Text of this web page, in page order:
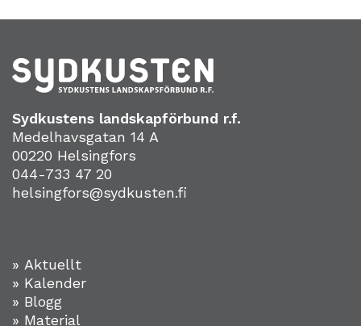
Sydkustens landskapförbund r.f.
Medelhavsgatan 14 A
00220 Helsingfors
044-733 47 20
helsingfors@sydkusten.fi
» Aktuellt
» Kalender
» Blogg
» Material